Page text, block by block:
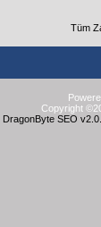
Tüm
Copyright
DragonByte SEO